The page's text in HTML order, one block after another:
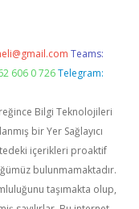
Teams:
606 0 726 Telegram:
Bilgi Teknolojileri
bir Yer Sağlayıcı
içerikleri proaktif
bulunmamaktadır.
taşımakta olup,